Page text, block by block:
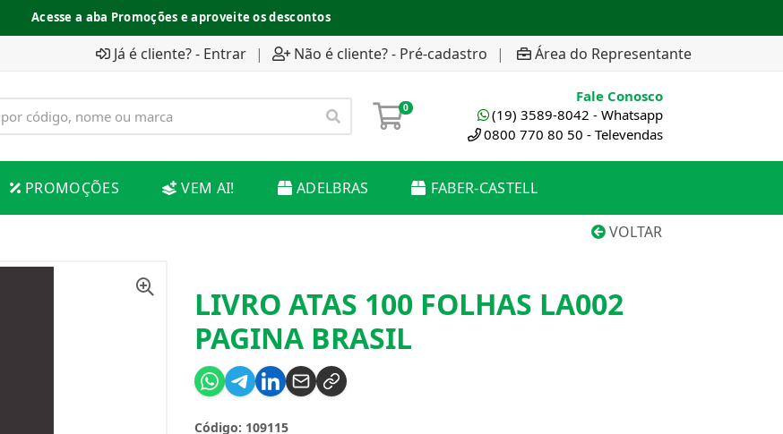
Acesse a aba Promoções e aproveite os descontos
Já é cliente? - Entrar | Não é cliente? - Pré-cadastro | Área do Representante
0
Fale Conosco
(19) 3589-8042 - Whatsapp
0800 770 80 50 - Televendas
PROMOÇÕES VEM AI! ADELBRAS FABER-CASTELL
VOLTAR
LIVRO ATAS 100 FOLHAS LA002
PAGINA BRASIL
Código: 109115